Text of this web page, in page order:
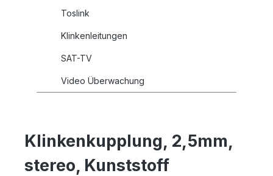
Toslink
Klinkenleitungen
SAT-TV
Video Überwachung
Klinkenkupplung, 2,5mm,
stereo, Kunststoff